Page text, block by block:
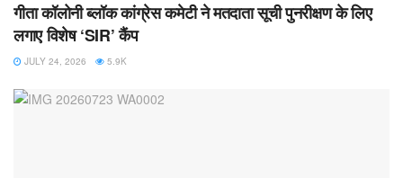
गीता कॉलोनी ब्लॉक कांग्रेस कमेटी ने मतदाता सूची पुनरीक्षण के लिए
लगाए विशेष ‘SIR’ कैंप
JULY 24, 2026 5.9K